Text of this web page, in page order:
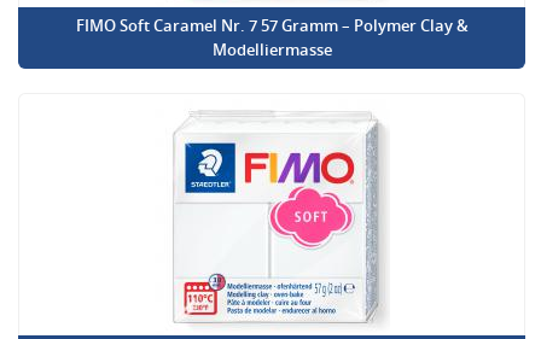
FIMO Soft Caramel Nr. 7 57 Gramm – Polymer Clay &
Modelliermasse